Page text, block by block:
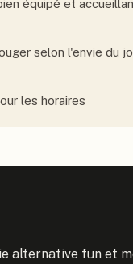
équipé et
selon l'envie du
les horaires
alternative fun et